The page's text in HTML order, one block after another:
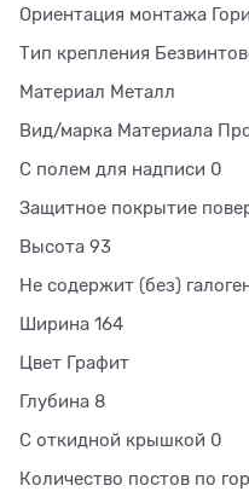
Ориентация монтажа
Тип крепления
Материал Металл
Вид/марка Материала
С полем для надписи 0
Защитное покрытие
Высота 93
Не содержит (без)
Ширина 164
Цвет Графит
Глубина 8
С откидной крышкой 0
Количество постов по